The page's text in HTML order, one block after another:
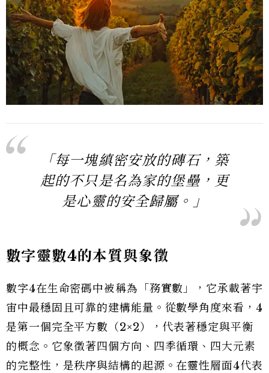
「每一塊縝密安放的磚石，築
起的不只是名為家的堡壘，更
是心靈的安全歸屬。」
數字靈數4的本質與象徵
數字4在生命密碼中被稱為「務實數」，它承載著宇
宙中最穩固且可靠的建構能量。從數學角度來看，4
是第一個完全平方數（2×2），代表著穩定與平衡
的概念。它象徵著四個方向、四季循環、四大元素
的完整性，是秩序與結構的起源。在靈性層面4代表